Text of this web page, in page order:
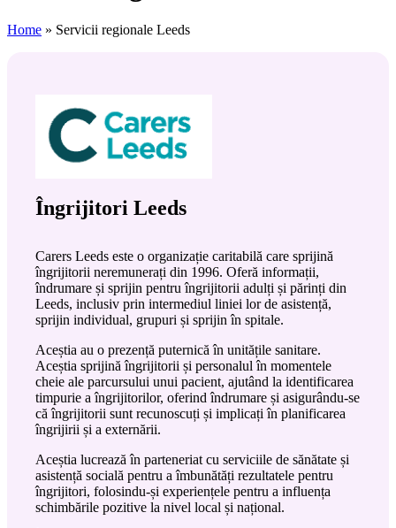
Home » Servicii regionale Leeds
Îngrijitori Leeds
Carers Leeds este o organizație caritabilă care sprijină
îngrijitorii neremunerați din 1996. Oferă informații,
îndrumare și sprijin pentru îngrijitorii adulți și părinți din
Leeds, inclusiv prin intermediul liniei lor de asistență,
sprijin individual, grupuri și sprijin în spitale.
Aceștia au o prezență puternică în unitățile sanitare.
Aceștia sprijină îngrijitorii și personalul în momentele
cheie ale parcursului unui pacient, ajutând la identificarea
timpurie a îngrijitorilor, oferind îndrumare și asigurându-se
că îngrijitorii sunt recunoscuți și implicați în planificarea
îngrijirii și a externării.
Aceștia lucrează în parteneriat cu serviciile de sănătate și
asistență socială pentru a îmbunătăți rezultatele pentru
îngrijitori, folosindu-și experiențele pentru a influența
schimbările pozitive la nivel local și național.